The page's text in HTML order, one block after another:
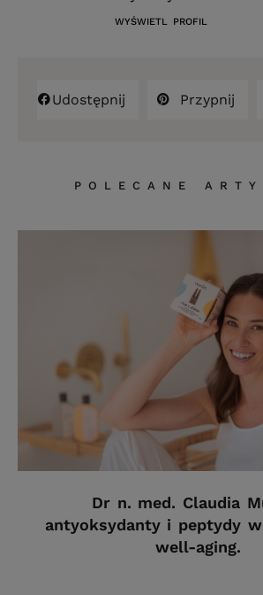
WYŚWIETL PROFIL
Udostępnij Przypnij
POLECANE
Dr n. med. Claudia
antyoksydanty i peptydy
well-aging.